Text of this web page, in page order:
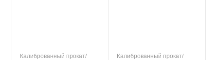
Калиброванный прокат/
Калиброванный прокат/